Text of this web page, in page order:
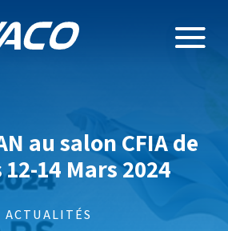
au salon CFIA de
12-14 Mars 2024
ACTUALITÉS